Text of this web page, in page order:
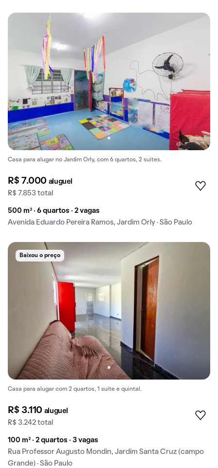
Casa para alugar no Jardim Orly, com 6 quartos, 2 suítes.
R$ 7.000 aluguel
R$ 7.853 total
500 m² · 6 quartos · 2 vagas
Avenida Eduardo Pereira Ramos, Jardim Orly · São Paulo
Baixou o preço
Casa para alugar com 2 quartos, 1 suíte e quintal.
R$ 3.110 aluguel
R$ 3.242 total
100 m² · 2 quartos · 3 vagas
Rua Professor Augusto Mondin, Jardim Santa Cruz (campo
Grande) · São Paulo